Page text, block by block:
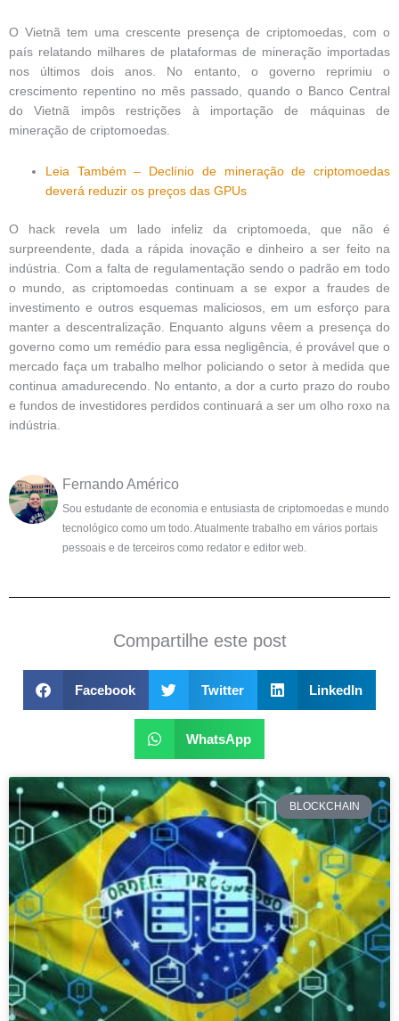
O Vietnã tem uma crescente presença de criptomoedas, com o
país relatando milhares de plataformas de mineração importadas
nos últimos dois anos. No entanto, o governo reprimiu o
crescimento repentino no mês passado, quando o Banco Central
do Vietnã impôs restrições à importação de máquinas de
mineração de criptomoedas.
Leia Também – Declínio de mineração de criptomoedas
deverá reduzir os preços das GPUs
O hack revela um lado infeliz da criptomoeda, que não é
surpreendente, dada a rápida inovação e dinheiro a ser feito na
indústria. Com a falta de regulamentação sendo o padrão em todo
o mundo, as criptomoedas continuam a se expor a fraudes de
investimento e outros esquemas maliciosos, em um esforço para
manter a descentralização. Enquanto alguns vêem a presença do
governo como um remédio para essa negligência, é provável que o
mercado faça um trabalho melhor policiando o setor à medida que
continua amadurecendo. No entanto, a dor a curto prazo do roubo
e fundos de investidores perdidos continuará a ser um olho roxo na
indústria.
Fernando Américo
Sou estudante de economia e entusiasta de criptomoedas e mundo
tecnológico como um todo. Atualmente trabalho em vários portais
pessoais e de terceiros como redator e editor web.
Compartilhe este post
Facebook Twitter LinkedIn
WhatsApp
BLOCKCHAIN